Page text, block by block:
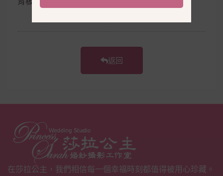
返回
在莎拉公主，我們相信每一個幸福時刻都值得被用心珍藏。